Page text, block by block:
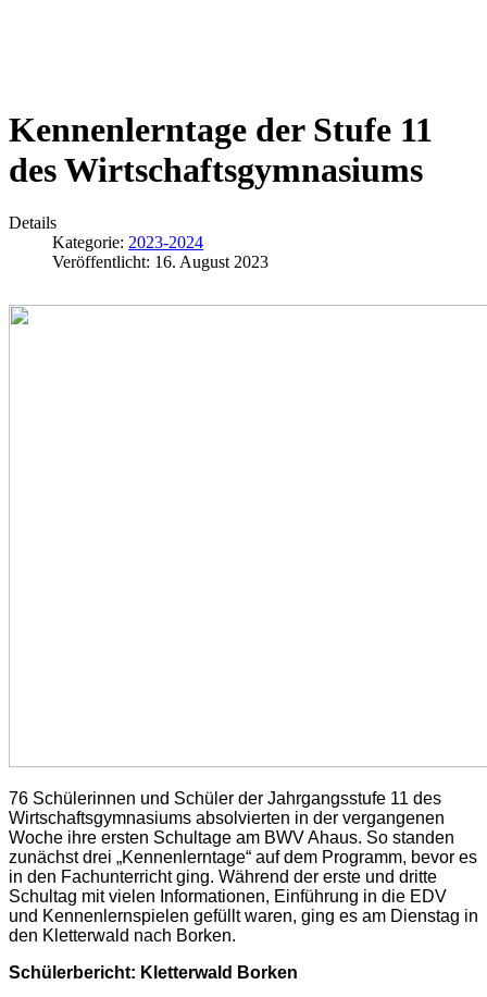
Kennenlerntage der Stufe 11
des Wirtschaftsgymnasiums
Details
Kategorie: 2023-2024
Veröffentlicht: 16. August 2023
76 Schülerinnen und Schüler der Jahrgangsstufe 11 des
Wirtschaftsgymnasiums absolvierten in der vergangenen
Woche ihre ersten Schultage am BWV Ahaus. So standen
zunächst drei „Kennenlerntage“ auf dem Programm, bevor es
in den Fachunterricht ging. Während der erste und dritte
Schultag mit vielen Informationen, Einführung in die EDV
und Kennenlernspielen gefüllt waren, ging es am Dienstag in
den Kletterwald nach Borken.
Schülerbericht: Kletterwald Borken